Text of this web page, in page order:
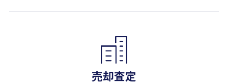
売却査定